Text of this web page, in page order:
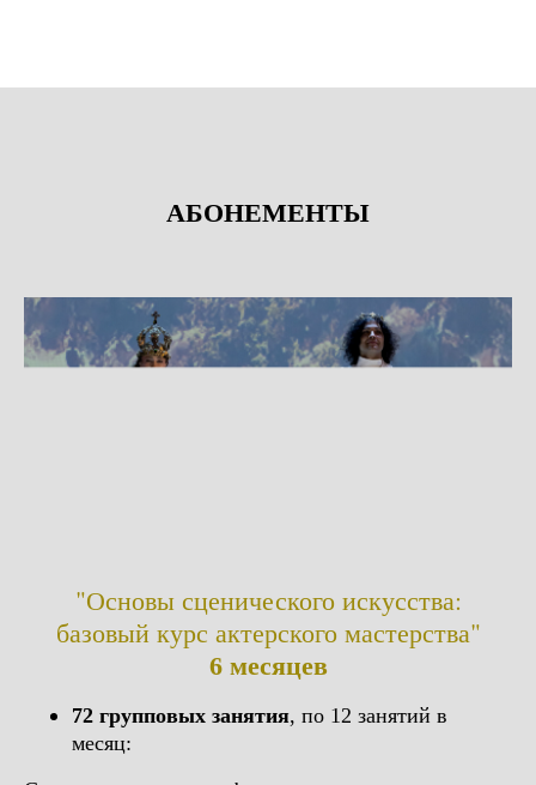
АБОНЕМЕНТЫ
"Основы сценического искусства:
базовый курс актерского мастерства"
6 месяцев
72 групповых занятия, по 12 занятий в
месяц: